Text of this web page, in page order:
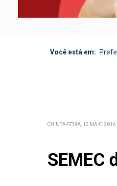
Você está em:
QUINTA-FEIRA, 12 MAIO 2016
SEMEC